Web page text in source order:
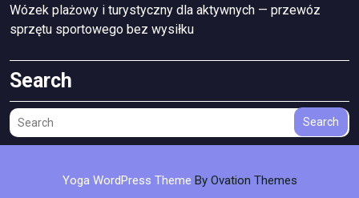
Wózek plażowy i turystyczny dla aktywnych — przewóz
sprzętu sportowego bez wysiłku
Search
Search
Yoga WordPress Theme By Ovation Themes